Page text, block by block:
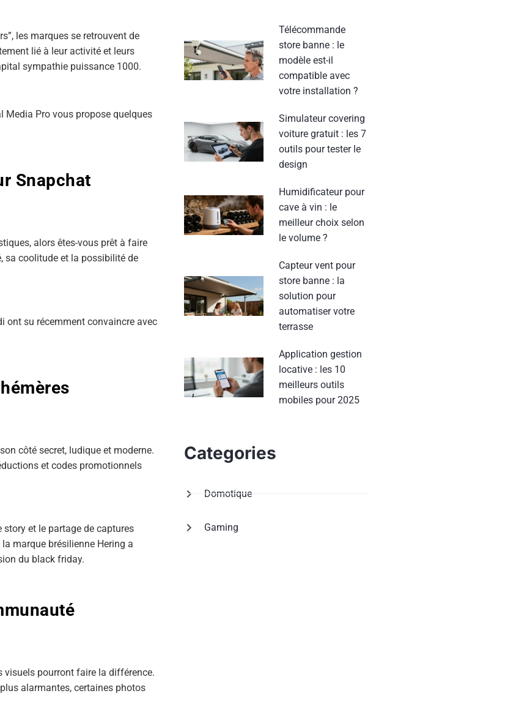
les marques se retrouvent de
lié à leur activité et leurs
sympathie puissance 1000.
Media Pro vous propose quelques
Snapchat
alors êtes-vous prêt à faire
sa coolitude et la possibilité de
ont su récemment convaincre avec
côté secret, ludique et moderne.
et codes promotionnels
story et le partage de captures
marque brésilienne Hering a
du black friday.
visuels pourront faire la différence.
alarmantes, certaines photos
Télécommande
store banne : le
modèle est-il
compatible avec
votre installation ?
Simulateur covering
voiture gratuit : les 7
outils pour tester le
design
Humidificateur pour
cave à vin : le
meilleur choix selon
le volume ?
Capteur vent pour
store banne : la
solution pour
automatiser votre
terrasse
Application gestion
locative : les 10
meilleurs outils
mobiles pour 2025
Categories
Domotique
Gaming